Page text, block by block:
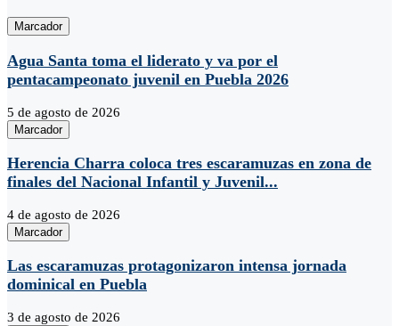
Marcador
Agua Santa toma el liderato y va por el
pentacampeonato juvenil en Puebla 2026
5 de agosto de 2026
Marcador
Herencia Charra coloca tres escaramuzas en zona de
finales del Nacional Infantil y Juvenil...
4 de agosto de 2026
Marcador
Las escaramuzas protagonizaron intensa jornada
dominical en Puebla
3 de agosto de 2026